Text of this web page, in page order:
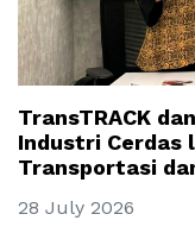
TransTRACK
Industri Cerdas
Transportasi
28 July 2026